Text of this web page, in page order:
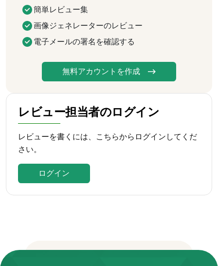
簡単レビュー集
画像ジェネレーターのレビュー
電子メールの署名を確認する
無料アカウントを作成
レビュー担当者のログイン
レビューを書くには、こちらからログインしてくだ
さい。
ログイン